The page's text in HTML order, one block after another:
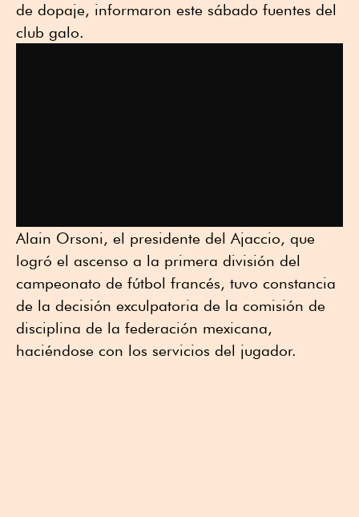
de dopaje, informaron este sábado fuentes del
club galo.
Alain Orsoni, el presidente del Ajaccio, que
logró el ascenso a la primera división del
campeonato de fútbol francés, tuvo constancia
de la decisión exculpatoria de la comisión de
disciplina de la federación mexicana,
haciéndose con los servicios del jugador.